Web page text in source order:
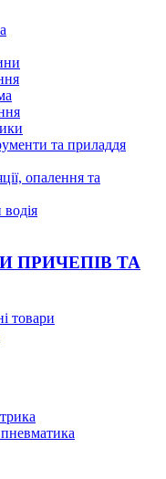
та приладдя
опалення та
ПРИЧЕПІВ ТА
товари